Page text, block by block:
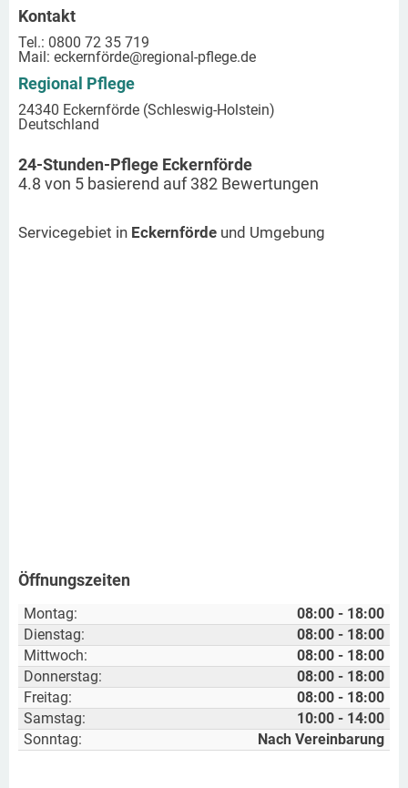
Kontakt
Tel.: 0800 72 35 719
Mail: eckernförde@regional-pflege.de
Regional Pflege
24340 Eckernförde (Schleswig-Holstein)
Deutschland
24-Stunden-Pflege Eckernförde
4.8 von 5 basierend auf382 Bewertungen
Servicegebiet in Eckernförde und Umgebung
Öffnungszeiten
Montag:
08:00 - 18:00
Dienstag:
08:00 - 18:00
Mittwoch:
08:00 - 18:00
Donnerstag:
08:00 - 18:00
Freitag:
08:00 - 18:00
Samstag:
10:00 - 14:00
Sonntag:
Nach Vereinbarung